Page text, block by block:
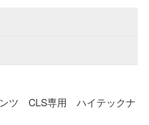
ンツ CLS専用 ハイテックナ